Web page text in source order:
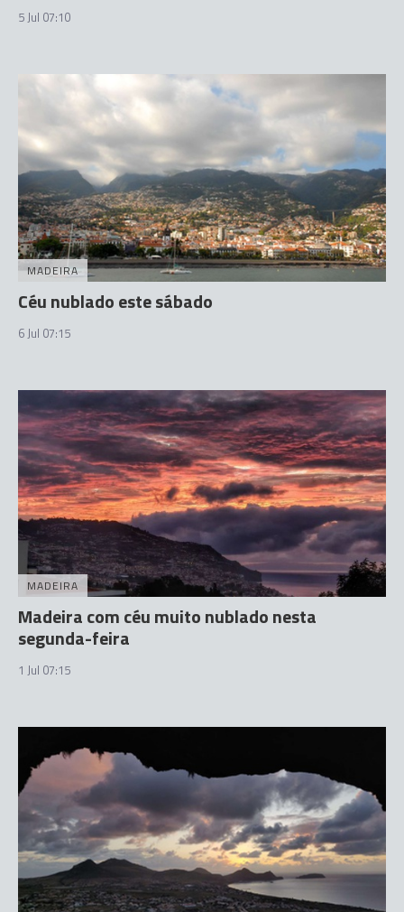
5 Jul 07:10
MADEIRA
Céu nublado este sábado
6 Jul 07:15
MADEIRA
Madeira com céu muito nublado nesta
segunda-feira
1 Jul 07:15